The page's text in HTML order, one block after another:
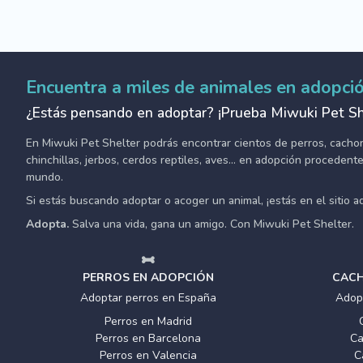
Encuentra a miles de animales en
¿Estás pensando en adoptar? ¡Prueba Miwuki Pet
En Miwuki Pet Shelter podrás encontrar cientos de perros,
chinchillas, jerbos, cerdos reptiles, aves... en adopción
mundo.
Si estás buscando adoptar o acoger un animal, ¡estás en el sitio
Adopta. Salva una vida, gana un amigo. Con Miwuki Pet Shelter.
PERROS EN ADOPCIÓN
Adoptar perros en España
Perros en Madrid
Perros en Barcelona
Perros en Valencia